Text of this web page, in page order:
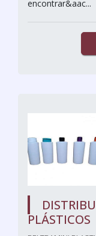
encontrar&aac...
PLÁSTICOS